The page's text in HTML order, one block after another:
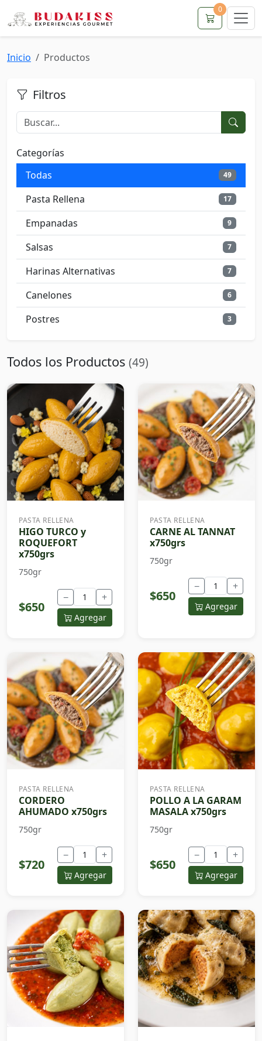
0
Inicio Productos
Filtros
Categorías
Todas
49
Pasta Rellena 17
Empanadas 9
Salsas 7
Harinas Alternativas 7
Canelones 6
Postres 3
Todos los Productos (49)
PASTA RELLENA
HIGO TURCO y
ROQUEFORT
x750grs
750gr
$650
− +
Agregar
PASTA RELLENA
CARNE AL TANNAT
x750grs
750gr
$650
− +
Agregar
PASTA RELLENA
CORDERO
AHUMADO x750grs
750gr
$720
− +
Agregar
PASTA RELLENA
POLLO A LA GARAM
MASALA x750grs
750gr
$650
− +
Agregar